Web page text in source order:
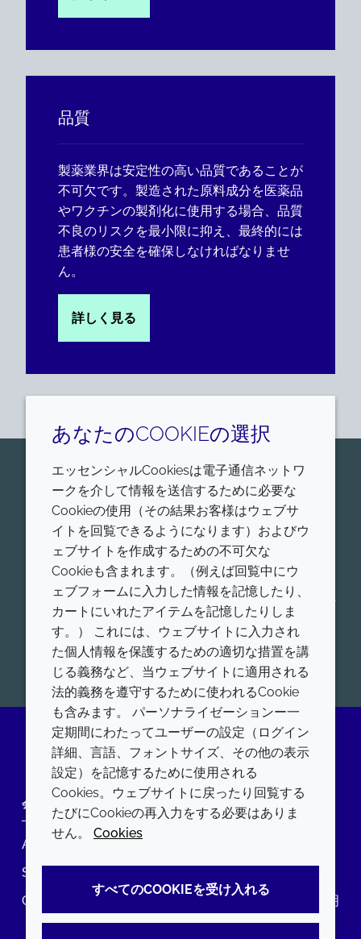
品質
製薬業界は安定性の高い品質であることが
不可欠です。製造された原料成分を医薬品
やワクチンの製剤化に使用する場合、品質
不良のリスクを最小限に抑え、最終的には
患者様の安全を確保しなければなりませ
ん。
詳しく見る
お問い合わせはこちら
Croda Pharmaは、ヒトおよび動物に適用する、医薬
品賦形剤、ワクチンアジュバント、脂質送達システム
の世界的リーダーです。我々の薬物送達プラットフォ
ームの詳細をご覧ください。低分子送達、タンパク質
送達、核酸送達、アジュバントシステム、コンシュー
マーヘルスなど、ヒト用および動物用の各薬物送達プ
ラットフォームにおける製品を、幅広く提供していま
す。
開始
LinkedIn
会社
Annual Report
Sustainability Report
Croda.com
LEGAL
アクセシビリティに関する声明
あなたのCOOKIEの選択
エッセンシャルCookiesは電子通信ネットワ
ークを介して情報を送信するために必要な
Cookieの使用（その結果お客様はウェブサ
イトを回覧できるようになります）およびウ
ェブサイトを作成するための不可欠な
Cookieも含まれます。（例えば回覧中にウ
ェブフォームに入力した情報を記憶したり、
カートにいれたアイテムを記憶したりしま
す。） これには、ウェブサイトに入力され
た個人情報を保護するための適切な措置を講
じる義務など、当ウェブサイトに適用される
法的義務を遵守するために使われるCookie
も含みます。 パーソナライゼーションー一
定期間にわたってユーザーの設定（ログイン
詳細、言語、フォントサイズ、その他の表示
設定）を記憶するために使用される
Cookies。ウェブサイトに戻ったり回覧する
たびにCookieの再入力をする必要はありま
せん。 Cookies
すべてのCOOKIEを受け入れる